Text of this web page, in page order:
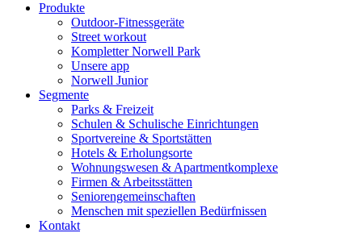
Produkte
Outdoor-Fitnessgeräte
Street workout
Kompletter Norwell Park
Unsere app
Norwell Junior
Segmente
Parks & Freizeit
Schulen & Schulische Einrichtungen
Sportvereine & Sportstätten
Hotels & Erholungsorte
Wohnungswesen & Apartmentkomplexe
Firmen & Arbeitsstätten
Seniorengemeinschaften
Menschen mit speziellen Bedürfnissen
Kontakt